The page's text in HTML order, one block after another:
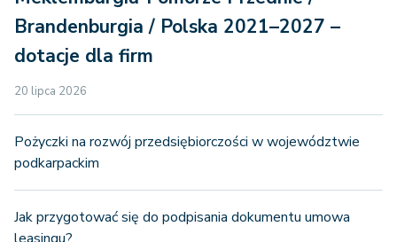
Brandenburgia / Polska 2021–2027 –
dotacje dla firm
20 lipca 2026
Pożyczki na rozwój przedsiębiorczości w województwie
podkarpackim
Jak przygotować się do podpisania dokumentu umowa